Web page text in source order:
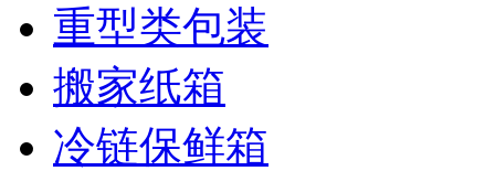
重型类包装
搬家纸箱
冷链保鲜箱